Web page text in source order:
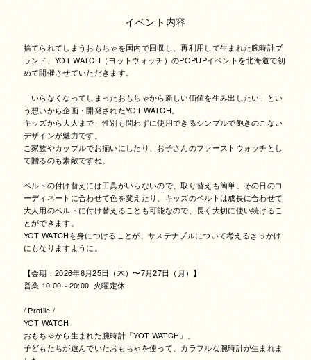
イベント内容
捨てられてしまうおもちゃを国内で回収し、再利用して生まれた腕時計ブ
ランド、YOT WATCH（ヨットウォッチ）のPOPUPイベントを北海道で初
めて開催させていただきます。
「いらなくなってしまったおもちゃから新しい価値を生み出したい」とい
う想いから企画・開発されたYOT WATCH。
キッズから大人まで、性別も問わずに使用できるシンプルで飽きのこない
デザインが魅力です。
ご家族やカップルでお揃いにしたり、お子さんのファーストウォッチとし
て贈るのも素敵ですね。
ベルトの付け替えには工具がいらないので、取り替えも簡単。その日のコ
ーディネートに合わせて色を変えたり、キッズのベルトは成長に合わせて
大人用のベルトに付け替えることも可能なので、長く大切に使い続けるこ
とができます。
YOT WATCHを身につけることが、サステナブルについて考えるきっかけ
にもなりますように。
【会期：2026年6月25日（木）〜7月27日（月）】
営業 10:00～20:00 火曜定休
/ Profile /
YOT WATCH
おもちゃから生まれた腕時計「YOT WATCH」。
子どもたちが遊んでいたおもちゃを使って、カラフルな腕時計が生まれま